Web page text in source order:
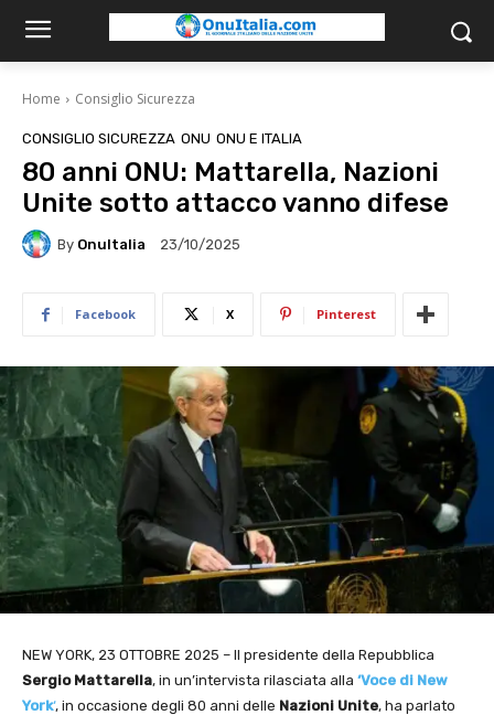
Home Consiglio Sicurezza
CONSIGLIO SICUREZZA ONU ONU E ITALIA
80 anni ONU: Mattarella, Nazioni
Unite sotto attacco vanno difese
By OnuItalia 23/10/2025
Facebook X Pinterest
NEW YORK, 23 OTTOBRE 2025 – Il presidente della Repubblica
Sergio Mattarella, in un’intervista rilasciata alla ‘Voce di New
York‘, in occasione degli 80 anni delle Nazioni Unite, ha parlato